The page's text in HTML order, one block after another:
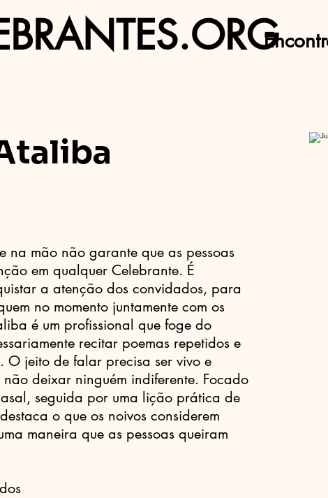
na mão não garante que as pessoas
em qualquer Celebrante. É
a atenção dos convidados, para
no momento juntamente com os
é um profissional que foge do
recitar poemas repetidos e
O jeito de falar precisa ser vivo e
deixar ninguém indiferente. Focado
seguida por uma lição prática de
o que os noivos considerem
maneira que as pessoas queiram